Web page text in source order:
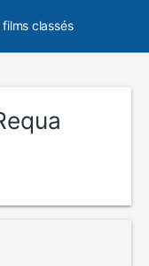
classés